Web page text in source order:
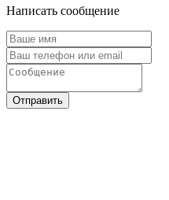
Написать сообщение
Отправить